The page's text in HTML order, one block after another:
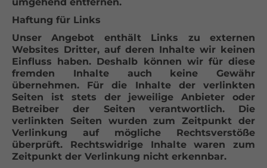
Haftung für Links
Unser Angebot enthält Links zu externen
Websites Dritter, auf deren Inhalte wir keinen
Einfluss haben. Deshalb können wir für diese
fremden Inhalte auch keine Gewähr
übernehmen. Für die Inhalte der verlinkten
Seiten ist stets der jeweilige Anbieter oder
Betreiber der Seiten verantwortlich. Die
verlinkten Seiten wurden zum Zeitpunkt der
Verlinkung auf mögliche Rechtsverstöße
überprüft. Rechtswidrige Inhalte waren zum
Zeitpunkt der Verlinkung nicht erkennbar.